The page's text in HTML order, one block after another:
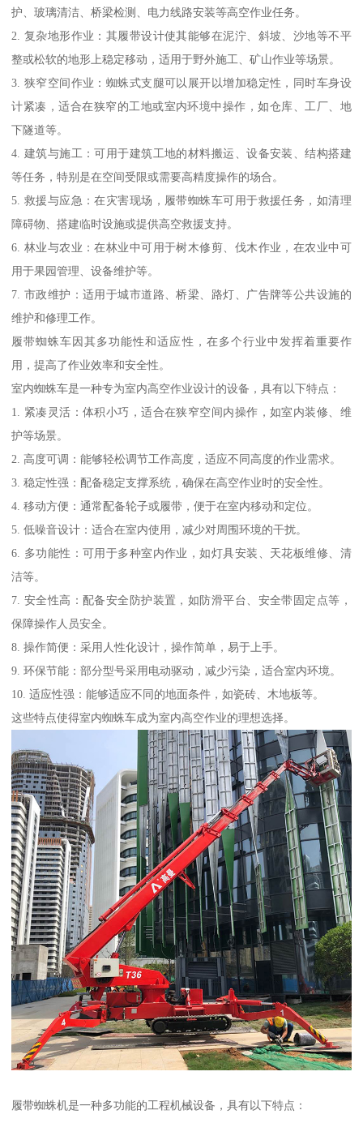
护、玻璃清洁、桥梁检测、电力线路安装等高空作业任务。
2. 复杂地形作业：其履带设计使其能够在泥泞、斜坡、沙地等不平
整或松软的地形上稳定移动，适用于野外施工、矿山作业等场景。
3. 狭窄空间作业：蜘蛛式支腿可以展开以增加稳定性，同时车身设
计紧凑，适合在狭窄的工地或室内环境中操作，如仓库、工厂、地
下隧道等。
4. 建筑与施工：可用于建筑工地的材料搬运、设备安装、结构搭建
等任务，特别是在空间受限或需要高精度操作的场合。
5. 救援与应急：在灾害现场，履带蜘蛛车可用于救援任务，如清理
障碍物、搭建临时设施或提供高空救援支持。
6. 林业与农业：在林业中可用于树木修剪、伐木作业，在农业中可
用于果园管理、设备维护等。
7. 市政维护：适用于城市道路、桥梁、路灯、广告牌等公共设施的
维护和修理工作。
履带蜘蛛车因其多功能性和适应性，在多个行业中发挥着重要作
用，提高了作业效率和安全性。
室内蜘蛛车是一种专为室内高空作业设计的设备，具有以下特点：
1. 紧凑灵活：体积小巧，适合在狭窄空间内操作，如室内装修、维
护等场景。
2. 高度可调：能够轻松调节工作高度，适应不同高度的作业需求。
3. 稳定性强：配备稳定支撑系统，确保在高空作业时的安全性。
4. 移动方便：通常配备轮子或履带，便于在室内移动和定位。
5. 低噪音设计：适合在室内使用，减少对周围环境的干扰。
6. 多功能性：可用于多种室内作业，如灯具安装、天花板维修、清
洁等。
7. 安全性高：配备安全防护装置，如防滑平台、安全带固定点等，
保障操作人员安全。
8. 操作简便：采用人性化设计，操作简单，易于上手。
9. 环保节能：部分型号采用电动驱动，减少污染，适合室内环境。
10. 适应性强：能够适应不同的地面条件，如瓷砖、木地板等。
这些特点使得室内蜘蛛车成为室内高空作业的理想选择。
履带蜘蛛机是一种多功能的工程机械设备，具有以下特点：